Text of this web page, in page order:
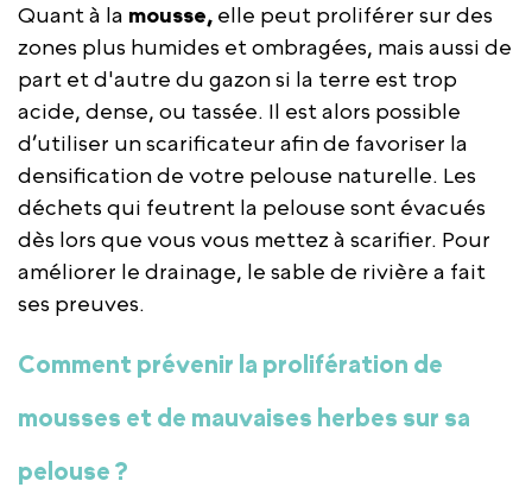
Quant à la mousse, elle peut proliférer sur des
zones plus humides et ombragées, mais aussi de
part et d'autre du gazon si la terre est trop
acide, dense, ou tassée. Il est alors possible
d’utiliser un scarificateur afin de favoriser la
densification de votre pelouse naturelle. Les
déchets qui feutrent la pelouse sont évacués
dès lors que vous vous mettez à scarifier. Pour
améliorer le drainage, le sable de rivière a fait
ses preuves.
Comment prévenir la prolifération de
mousses et de mauvaises herbes sur sa
pelouse ?